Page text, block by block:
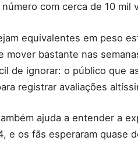
com cerca de 10
equivalentes em peso
mover bastante nas
de ignorar: o público que
registrar avaliações
ajuda a entender a
e os fãs esperaram quase